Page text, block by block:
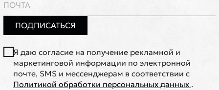
ПОДПИСАТЬСЯ
Я даю согласие на получение рекламной и
маркетинговой информации по электронной
почте, SMS и мессенджерам в соответствии с
Политикой обработки персональных данных .